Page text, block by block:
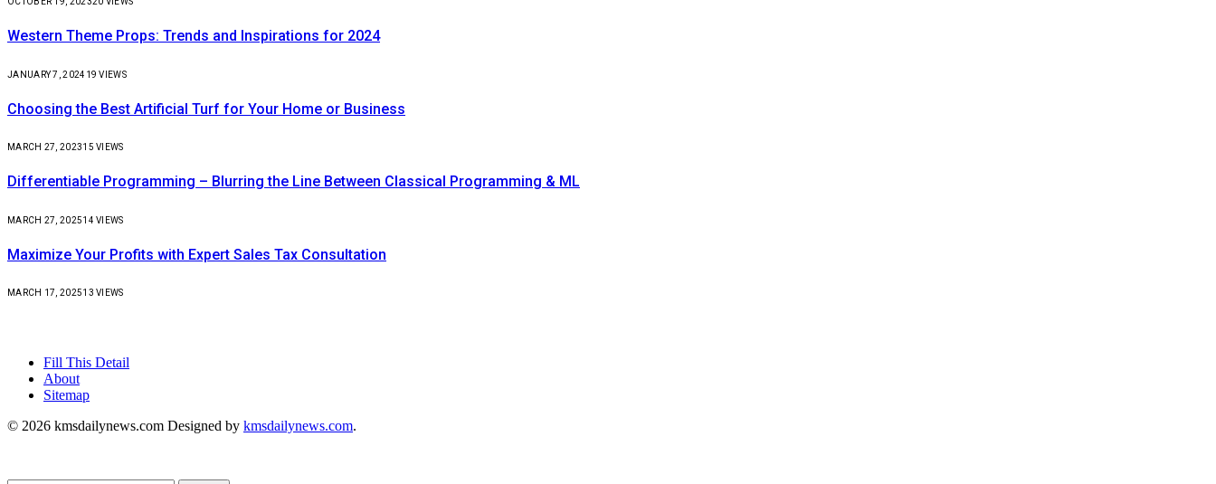
Western Theme Props: Trends and Inspirations for 2024
JANUARY 7, 2024 19VIEWS
Choosing the Best Artificial Turf for Your Home or Business
MARCH 27, 202315VIEWS
Differentiable Programming – Blurring the Line Between Classical Programming & ML
MARCH 27, 202514VIEWS
Maximize Your Profits with Expert Sales Tax Consultation
MARCH 17, 202513VIEWS
Fill This Detail
About
Sitemap
© 2026 kmsdailynews.com Designed by kmsdailynews.com.